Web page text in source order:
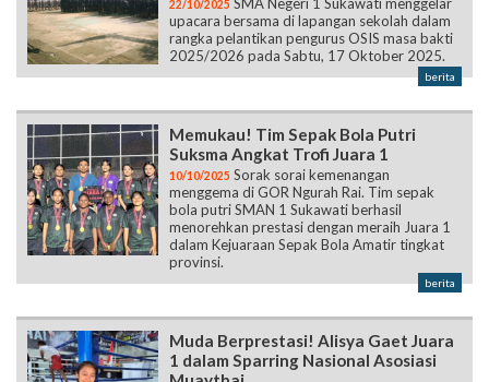
22/10/2025
upacara bersama di lapangan sekolah dalam
rangka pelantikan pengurus OSIS masa bakti
2025/2026 pada Sabtu, 17 Oktober 2025.
berita
Memukau! Tim Sepak Bola Putri
Suksma Angkat Trofi Juara 1
10/10/2025 Sorak sorai kemenangan
menggema di GOR Ngurah Rai. Tim sepak
bola putri SMAN 1 Sukawati berhasil
menorehkan prestasi dengan meraih Juara 1
dalam Kejuaraan Sepak Bola Amatir tingkat
provinsi.
berita
Muda Berprestasi! Alisya Gaet Juara
1 dalam Sparring Nasional Asosiasi